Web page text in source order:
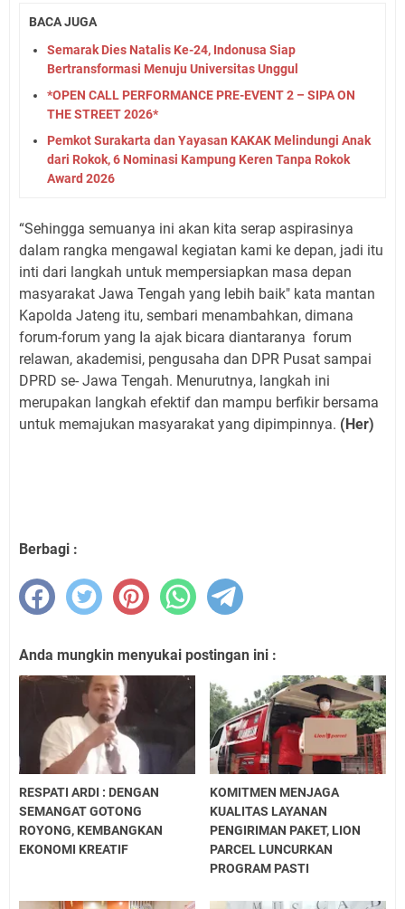
BACA JUGA
Semarak Dies Natalis Ke-24, Indonusa Siap
Bertransformasi Menuju Universitas Unggul
*OPEN CALL PERFORMANCE PRE-EVENT 2 – SIPA ON
THE STREET 2026*
Pemkot Surakarta dan Yayasan KAKAK Melindungi Anak
dari Rokok, 6 Nominasi Kampung Keren Tanpa Rokok
Award 2026
“Sehingga semuanya ini akan kita serap aspirasinya
dalam rangka mengawal kegiatan kami ke depan, jadi itu
inti dari langkah untuk mempersiapkan masa depan
masyarakat Jawa Tengah yang lebih baik" kata mantan
Kapolda Jateng itu, sembari menambahkan, dimana
forum-forum yang Ia ajak bicara diantaranya forum
relawan, akademisi, pengusaha dan DPR Pusat sampai
DPRD se- Jawa Tengah. Menurutnya, langkah ini
merupakan langkah efektif dan mampu berfikir bersama
untuk memajukan masyarakat yang dipimpinnya. (Her)
Berbagi :
Anda mungkin menyukai postingan ini :
RESPATI ARDI : DENGAN
SEMANGAT GOTONG
ROYONG, KEMBANGKAN
EKONOMI KREATIF
KOMITMEN MENJAGA
KUALITAS LAYANAN
PENGIRIMAN PAKET, LION
PARCEL LUNCURKAN
PROGRAM PASTI